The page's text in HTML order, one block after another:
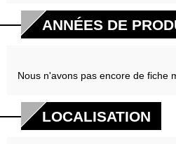
ANNÉES DE
Nous n'avons pas encore de fiche
LOCALISATION